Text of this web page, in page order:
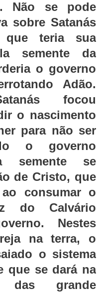
Não se pode
sobre Satanás
que teria sua
semente da
o governo
Adão.
focou
o nascimento
para não ser
o governo
semente se
de Cristo, que
consumar o
do Calvário
Nestes
na terra, o
o sistema
que se dará na
das grande